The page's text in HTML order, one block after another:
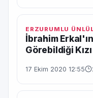
ERZURUMLU
İbrahim
Görebildiği
17 Ekim 2020 12:55